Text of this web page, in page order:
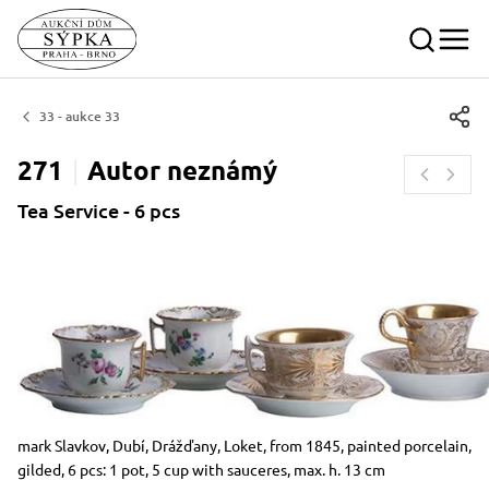
33 - aukce 33
271 Autor neznámý
Tea Service - 6 pcs
Dimensions
Short item description
mark Slavkov, Dubí, Drážďany, Loket, from 1845, painted porcelain,
gilded, 6 pcs: 1 pot, 5 cup with sauceres, max. h. 13 cm